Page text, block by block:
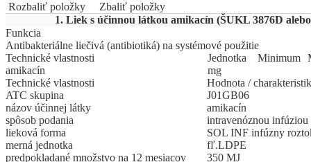
Rozbaliť položky
Zbaliť položky
1. Liek s účinnou látkou amikacín (ŠUKL 3876D
Funkcia
Antibakteriálne liečivá (antibiotiká) na systémové použitie
Technické vlastnosti
Jed­not­ka Mi­ni­mum
amikacín
mg
Technické vlastnosti
Hodnota /
ATC skupina
J01GB06
názov účinnej látky
amikacín
spôsob podania
intravenóznou infúziou
lieková forma
SOL INF infúzny
merná jednotka
fľ.LDPE
predpokladané množstvo na 12 mesiacov
350 MJ